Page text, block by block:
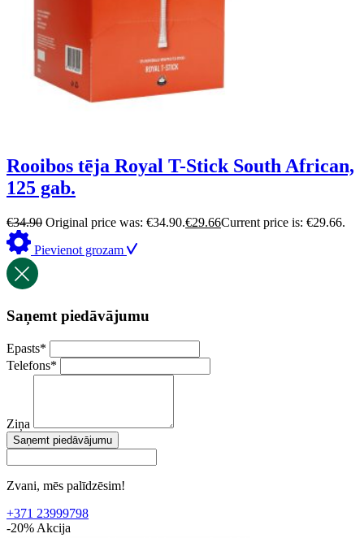
Rooibos tēja Royal T-Stick South African,
125 gab.
€34.90 Original price was: €34.90.€29.66Current price is: €29.66.
Pievienot grozam
Saņemt piedāvājumu
Epasts*
Telefons*
Ziņa
Saņemt piedāvājumu
Zvani, mēs palīdzēsim!
+371 23999798
-20% Akcija